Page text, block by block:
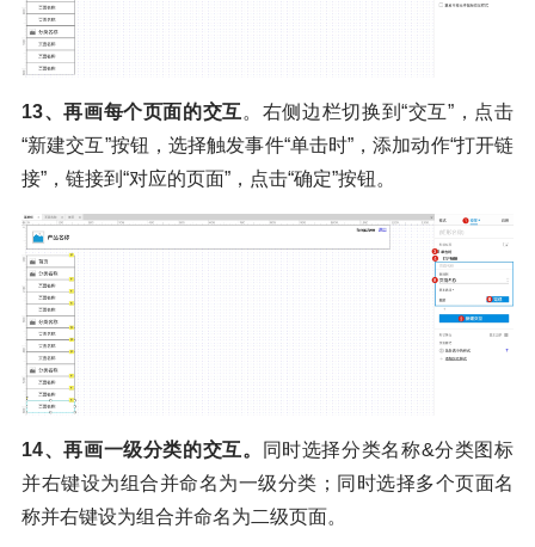
13、再画每个页面的交互 。右侧边栏切换到“交互”，点击
“新建交互”按钮，选择触发事件“单击时”，添加动作“打开链
接”，链接到“对应的页面”，点击“确定”按钮。
14、再画一级分类的交互。
同时选择分类名称&分类图标
并右键设为组合并命名为一级分类；同时选择多个页面名
称并右键设为组合并命名为二级页面。